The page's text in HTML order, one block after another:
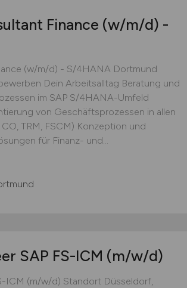
Finance (w/m/d) -
(w/m/d) - S/4HANA Dortmund
Dein Arbeitsalltag Beratung und
im SAP S/4HANA-Umfeld
von Geschäftsprozessen in allen
TRM, FSCM) Konzeption und
für Finanz- und...
SAP FS-ICM (m/w/d)
ICM (m/w/d) Standort Düsseldorf,